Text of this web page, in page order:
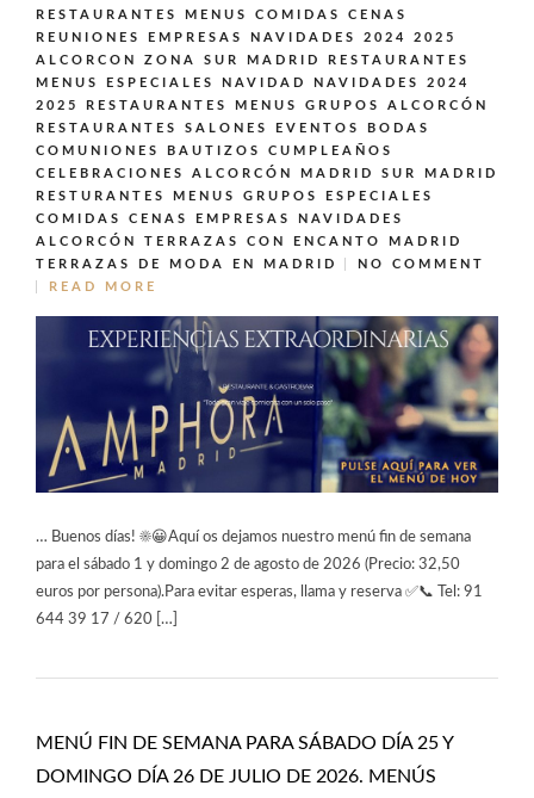
RESTAURANTES MENUS COMIDAS CENAS
REUNIONES EMPRESAS NAVIDADES 2024 2025
ALCORCON ZONA SUR MADRID
RESTAURANTES
MENUS ESPECIALES NAVIDAD NAVIDADES 2024
2025
RESTAURANTES MENUS GRUPOS ALCORCÓN
RESTAURANTES SALONES EVENTOS BODAS
COMUNIONES BAUTIZOS CUMPLEAÑOS
CELEBRACIONES ALCORCÓN MADRID SUR MADRID
RESTURANTES MENUS GRUPOS ESPECIALES
COMIDAS CENAS EMPRESAS NAVIDADES
ALCORCÓN
TERRAZAS CON ENCANTO MADRID
TERRAZAS DE MODA EN MADRID
NO COMMENT
READ MORE
… Buenos días! ☀️😀Aquí os dejamos nuestro menú fin de semana
para el sábado 1 y domingo 2 de agosto de 2026 (Precio: 32,50
euros por persona).Para evitar esperas, llama y reserva ✅📞 Tel: 91
644 39 17 / 620 […]
MENÚ FIN DE SEMANA PARA SÁBADO DÍA 25 Y
DOMINGO DÍA 26 DE JULIO DE 2026. MENÚS